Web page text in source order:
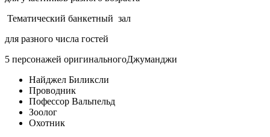
Тематический банкетный зал
для разного числа гостей
5 персонажей оригинальногоДжуманджи
Найджел Биликсли
Проводник
Пофессор Вальпельд
Зоолог
Охотник